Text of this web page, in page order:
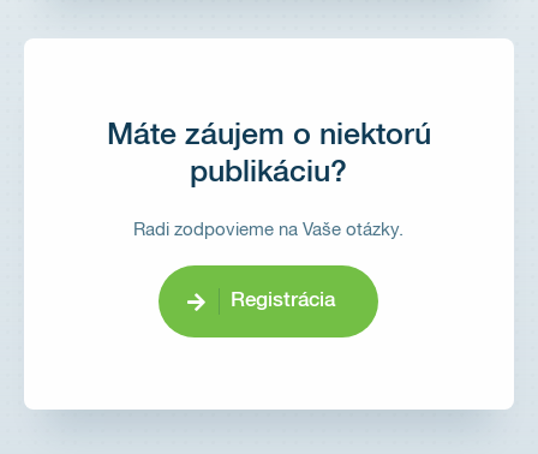
Máte záujem o niektorú
publikáciu?
Radi zodpovieme na Vaše otázky.
Registrácia